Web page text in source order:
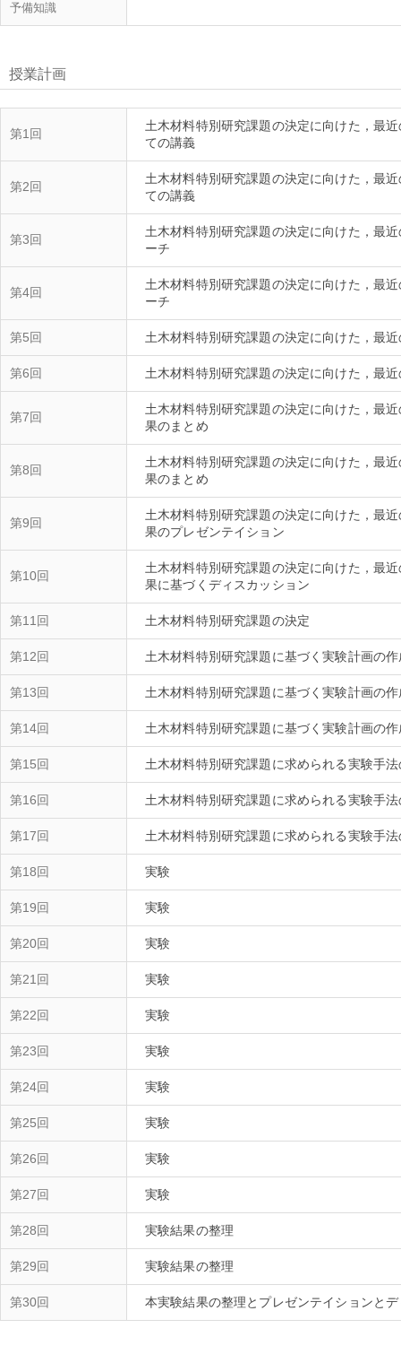
予備知識
授業計画
第1回
土木材料特別研究課題の決定に向けた，最
ての講義
第2回
土木材料特別研究課題の決定に向けた，最
ての講義
第3回
土木材料特別研究課題の決定に向けた，最
第4回
土木材料特別研究課題の決定に向けた，最
ーチ
第5回 土木材料特別研究課題の決定に向けた，最
第6回 土木材料特別研究課題の決定に向けた，最
第7回
土木材料特別研究課題の決定に向けた，最
果のまとめ
第8回
土木材料特別研究課題の決定に向けた，最
果のまとめ
第9回
土木材料特別研究課題の決定に向けた，最
果のプレゼンテイション
第10回
土木材料特別研究課題の決定に向けた，最
果に基づくディスカッション
第11回 土木材料特別研究課題の決定
第12回 土木材料特別研究課題に基づく実験計画の作
第13回 土木材料特別研究課題に基づく実験計画の作
第14回 土木材料特別研究課題に基づく実験計画の作
第15回 土木材料特別研究課題に求められる実験手
第16回 土木材料特別研究課題に求められる実験手
第17回 土木材料特別研究課題に求められる実験手
第18回 実験
第19回 実験
第20回 実験
第21回 実験
第22回 実験
第23回 実験
第24回 実験
第25回 実験
第26回 実験
第27回 実験
第28回 実験結果の整理
第29回 実験結果の整理
第30回 本実験結果の整理とプレゼンテイションと